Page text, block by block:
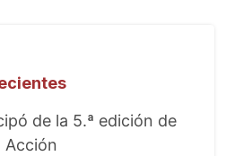
de la 5.ª edición de
Acción